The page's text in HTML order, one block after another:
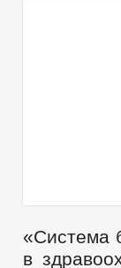
«Система
в